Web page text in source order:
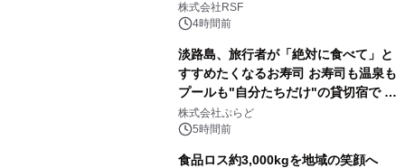
株式会社RSF
4時間前
淡路島、旅行者が「絶対に食べて」と
すすめたくなるお寿司 お寿司も温泉も
プールも"自分たちだけ"の貸切宿で 1
日1組限定「岩屋温泉 絵島別庭 海と
森」の握り寿司プラン
株式会社ぷらど
5時間前
食品ロス約3,000kgを地域の笑顔へ